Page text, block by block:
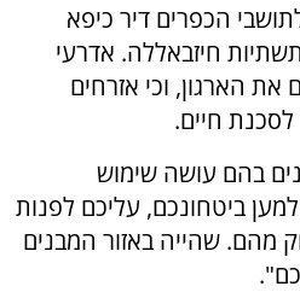
הכפרים דיר כיפא
חיזבאללה. אדרעי
הארגון, וכי אזרחים
לסכנת חיים.
בהם עושה שימוש
ביטחונכם, עליכם לפנות
מהם. שהייה באזור המבנים